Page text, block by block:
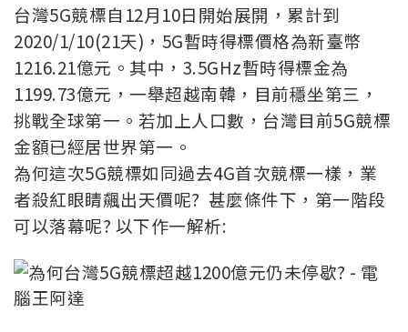
台灣5G競標自12月10日開始展開，累計到
2020/1/10(21天)，5G暫時得標價格為新臺幣
1216.21億元。其中，3.5GHz暫時得標金為
1199.73億元，一舉超越南韓，目前穩坐第三，
挑戰全球第一。若加上人口數，台灣目前5G競標
金額已經居世界第一。
為何這次5G競標如同過去4G首次競標一樣，業
者殺紅眼睛飆出天價呢? 甚麼條件下，第一階段
可以落幕呢? 以下作一解析: